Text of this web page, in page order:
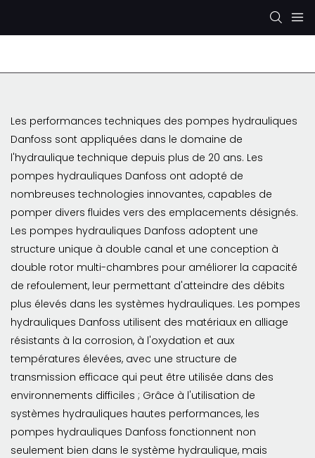
Les performances techniques des pompes hydrauliques
Danfoss sont appliquées dans le domaine de
l'hydraulique technique depuis plus de 20 ans. Les
pompes hydrauliques Danfoss ont adopté de
nombreuses technologies innovantes, capables de
pomper divers fluides vers des emplacements désignés.
Les pompes hydrauliques Danfoss adoptent une
structure unique à double canal et une conception à
double rotor multi-chambres pour améliorer la capacité
de refoulement, leur permettant d'atteindre des débits
plus élevés dans les systèmes hydrauliques. Les pompes
hydrauliques Danfoss utilisent des matériaux en alliage
résistants à la corrosion, à l'oxydation et aux
températures élevées, avec une structure de
transmission efficace qui peut être utilisée dans des
environnements difficiles ; Grâce à l'utilisation de
systèmes hydrauliques hautes performances, les
pompes hydrauliques Danfoss fonctionnent non
seulement bien dans le système hydraulique, mais